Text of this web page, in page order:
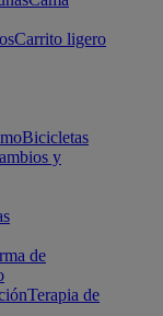
Carrito ligero
Bicicletas
y
de
Terapia de